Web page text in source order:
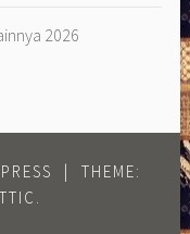
2026
|
THEME:
.